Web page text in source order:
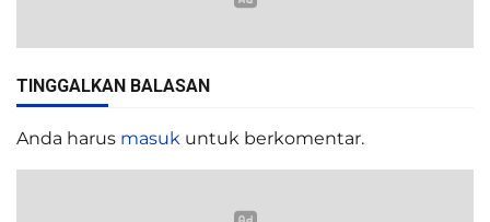
TINGGALKAN BALASAN
Anda harus masuk untuk berkomentar.